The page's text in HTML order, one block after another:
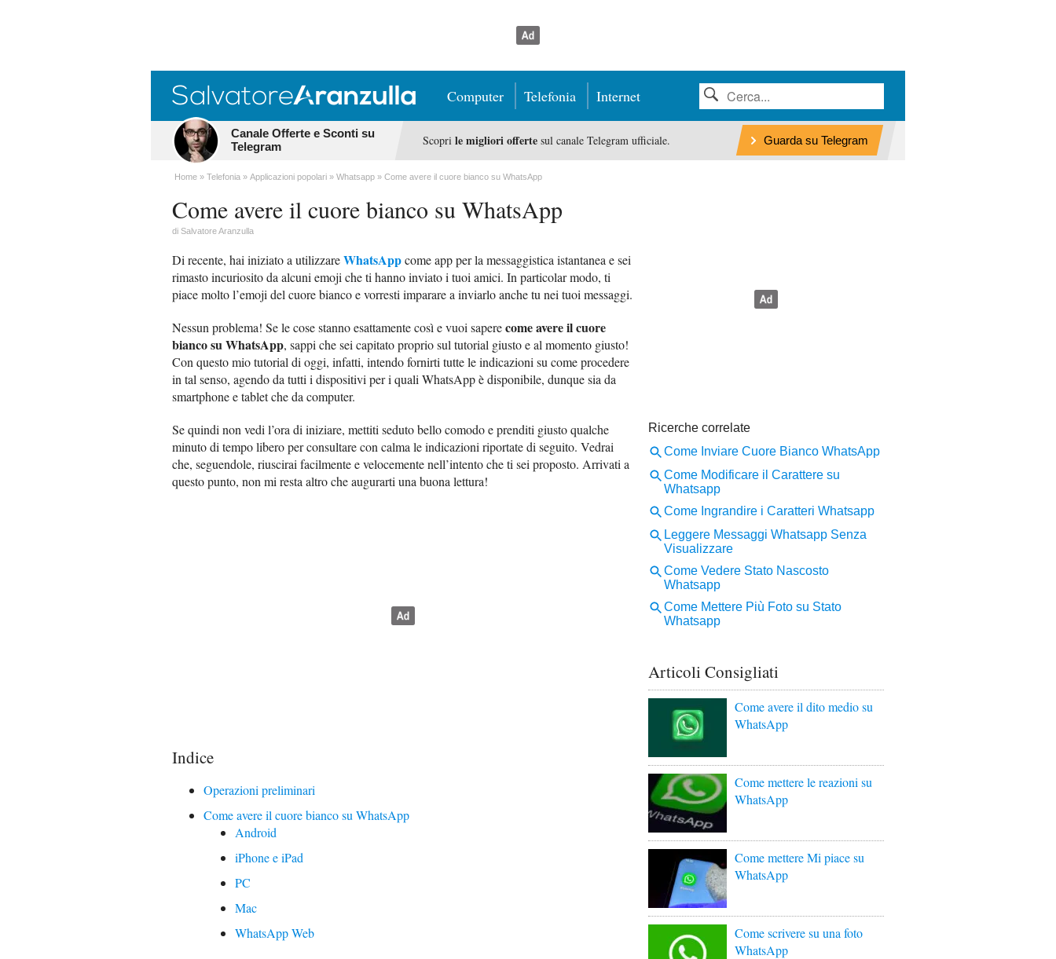
Computer Telefonia Internet
Canale Offerte e Sconti su
Telegram
Scopri le migliori offertesul canale Telegram ufficiale. Guarda su Telegram
Home Telefonia Applicazioni popolari Whatsapp Come avere il cuore bianco su WhatsApp
Come avere il cuore bianco su WhatsApp
di Salvatore Aranzulla
Di recente, hai iniziato a utilizzareWhatsAppcome app per la messaggistica istantanea e sei
rimasto incuriosito da alcuni emoji che ti hanno inviato i tuoi amici. In particolar modo, ti
piace molto l’emoji del cuore bianco e vorresti imparare a inviarlo anche tu nei tuoi messaggi.
Nessun problema! Se le cose stanno esattamente così e vuoi saperecome avere il cuore
bianco su WhatsApp, sappi che sei capitato proprio sul tutorial giusto e al momento giusto!
Con questo mio tutorial di oggi, infatti, intendo fornirti tutte le indicazioni su come procedere
in tal senso, agendo da tutti i dispositivi per i quali WhatsApp è disponibile, dunque sia da
smartphone e tablet che da computer.
Se quindi non vedi l’ora di iniziare, mettiti seduto bello comodo e prenditi giusto qualche
minuto di tempo libero per consultare con calma le indicazioni riportate di seguito. Vedrai
che, seguendole, riuscirai facilmente e velocemente nell’intento che ti sei proposto. Arrivati a
questo punto, non mi resta altro che augurarti una buona lettura!
Indice
Operazioni preliminari
Come avere il cuore bianco su WhatsApp
Android
iPhone e iPad
PC
Mac
WhatsApp Web
Articoli Consigliati
Come avere il dito medio su
WhatsApp
Come mettere le reazioni su
WhatsApp
Come mettere Mi piace su
WhatsApp
Come scrivere su una foto
WhatsApp